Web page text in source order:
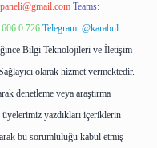
Teams:
0 726 Telegram: @karabul
Bilgi Teknolojileri ve İletişim
olarak hizmet vermektedir.
denetleme veya araştırma
yazdıkları içeriklerin
bu sorumluluğu kabul etmiş